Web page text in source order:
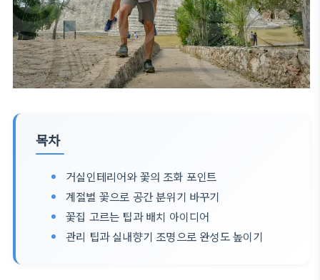
목차
거실인테리어와 꽃의 조화 포인트
계절별 꽃으로 공간 분위기 바꾸기
꽃집 고르는 팁과 배치 아이디어
관리 팁과 실내향기 조명으로 완성도 높이기